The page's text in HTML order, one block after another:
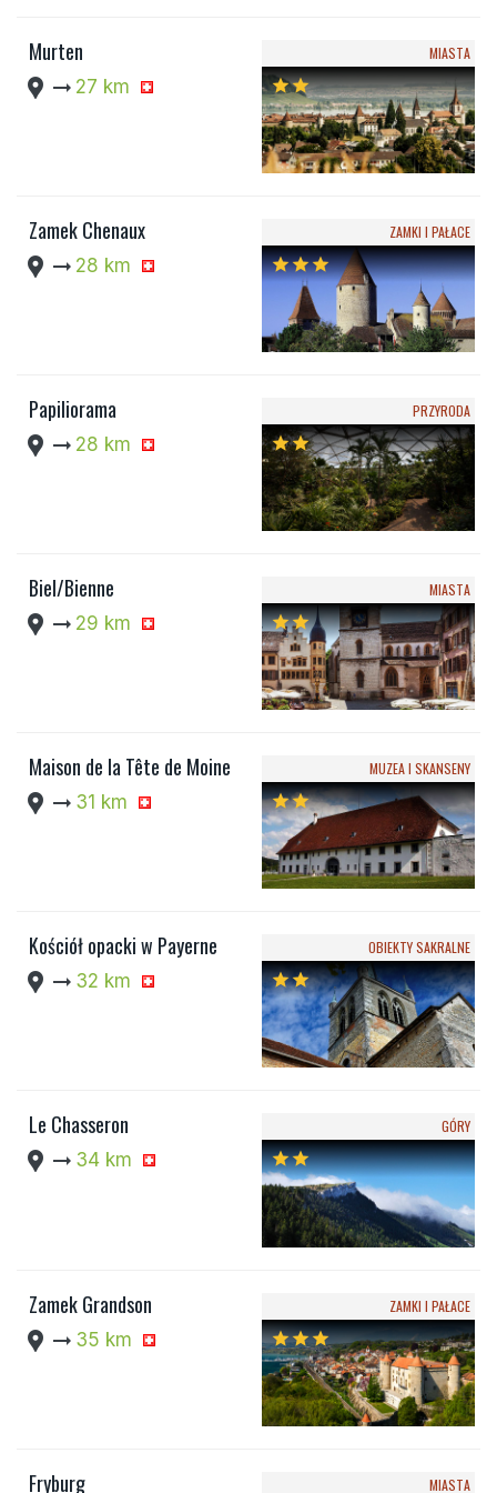
Murten
location_pin arrow_right_alt 27 km
MIASTA
starstar
Zamek Chenaux
location_pin arrow_right_alt 28 km
ZAMKI I PAŁACE
starstarstar
Papiliorama
location_pin arrow_right_alt 28 km
PRZYRODA
starstar
Biel/Bienne
location_pin arrow_right_alt 29 km
MIASTA
starstar
Maison de la Tête de Moine
location_pin arrow_right_alt 31 km
MUZEA I SKANSENY
starstar
Kościół opacki w Payerne
location_pin arrow_right_alt 32 km
OBIEKTY SAKRALNE
starstar
Le Chasseron
location_pin arrow_right_alt 34 km
GÓRY
starstar
Zamek Grandson
location_pin arrow_right_alt 35 km
ZAMKI I PAŁACE
starstarstar
Fryburg MIASTA